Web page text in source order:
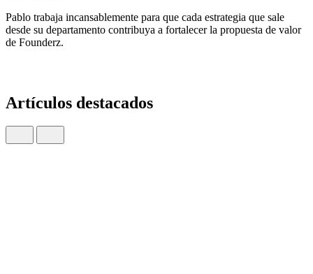
Pablo trabaja incansablemente para que cada estrategia que sale
desde su departamento contribuya a fortalecer la propuesta de valor
de Founderz.
Artículos destacados